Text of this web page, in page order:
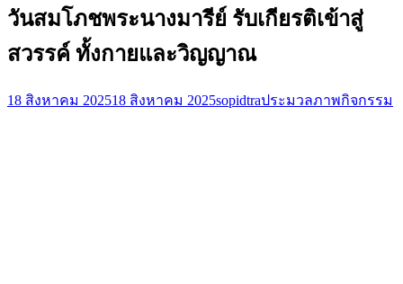
วันสมโภชพระนางมารีย์ รับเกียรติเข้าสู่
สวรรค์ ทั้งกายและวิญญาณ
18 สิงหาคม 202518 สิงหาคม 2025sopidtraประมวลภาพกิจกรรม